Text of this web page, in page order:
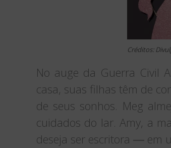
Créditos:
No auge da Guerra Civil
casa, suas filhas têm de
de seus sonhos. Meg
cuidados do lar. Amy, a
deseja ser escritora ― em